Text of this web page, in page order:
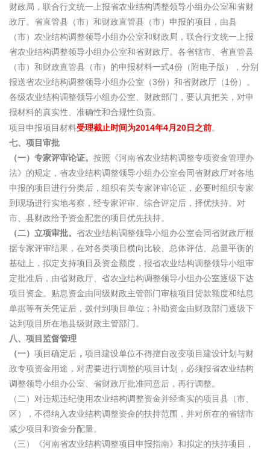
财政局，联合行文统一上报省农业结构调整领导小组办公室和省财
政厅。省直管县（市）和财政直管县（市）申报的项目，由县
（市）农业结构调整领导小组办公室和财政局，联合行文统一上报
省农业结构调整领导小组办公室和省财政厅。各省辖市、省直管县
（市）和财政直管县（市）的申报材料一式4份（附电子版），分别
报送省农业结构调整领导小组办公室（3份）和省财政厅（1份）。
各级农业结构调整领导小组办公室、财政部门，要认真把关，对申
报材料的真实性、准确性和合规性负责。
项目申报项目材料受理截止时间为2014年4月20日之前。
七、项目审批
（一）专家评审论证。 按照《河南省农业结构调整专项资金管理办
法》的规定，省农业结构调整领导小组办公室会同省财政厅对各地
申报的项目进行分类后，组织有关专家评审论证，必要时组织专家
到现场进行实地考察，经专家评审、综合评定后，择优扶持。对
市、县财政给予资金配套的项目优先扶持。
（二）立项审批。 省农业结构调整领导小组办公室会同省财政厅根
据专家评审结果，在对各类项目横向比较、总体评估、总量平衡的
基础上，拟定支持项目及资金额度，报省农业结构调整领导小组审
定批准后，由省财政厅、省农业结构调整领导小组办公室逐级下达
项目资金。贴息资金由同级财政主管部门审核项目贷款额度和结息
单据等有关凭证后，拨付到项目单位；补助资金由财政部门逐级下
达到项目所在地县级财政主管部门。
八、项目监督管理
（一） 项目确定后 ， 项目建设单位不得擅自改变项目建设计划与财
政专项资金用途，对需要进行调整的项目计划，必须报省农业结构
调整领导小组办公室、省财政厅批准同意后，再行调整。
（二）对违规违纪使用农业结构调整资金并经查实的项目县（市、
区），不得纳入农业结构调整资金的扶持范围，并对所在的省辖市
减少项目和资金分配量。
（三）《河南省农业结构调整项目申报指南》和拟定的扶持项目，